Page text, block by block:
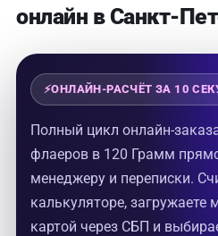
онлайн в Санкт-
Полный цикл онлайн-
флаеров в 120 Грамм
менеджеру и переписки.
калькуляторе, загружаете
картой через СБП и